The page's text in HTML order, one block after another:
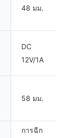
48 มม.
DC
12V/1A
58 มม.
การฉีก